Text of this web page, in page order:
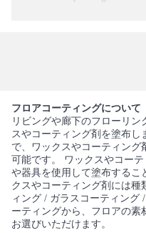
フロアコーティングについて
リビングや廊下のフローリ
スやコーティング剤を塗布し
で、ワックスやコーティン
可能です。 ワックスやコー
や器具を使用して塗布するこ
クスやコーティング剤には
ィング / ガラスコーティング
ーティングから、フロアの素
お選びいただけます。